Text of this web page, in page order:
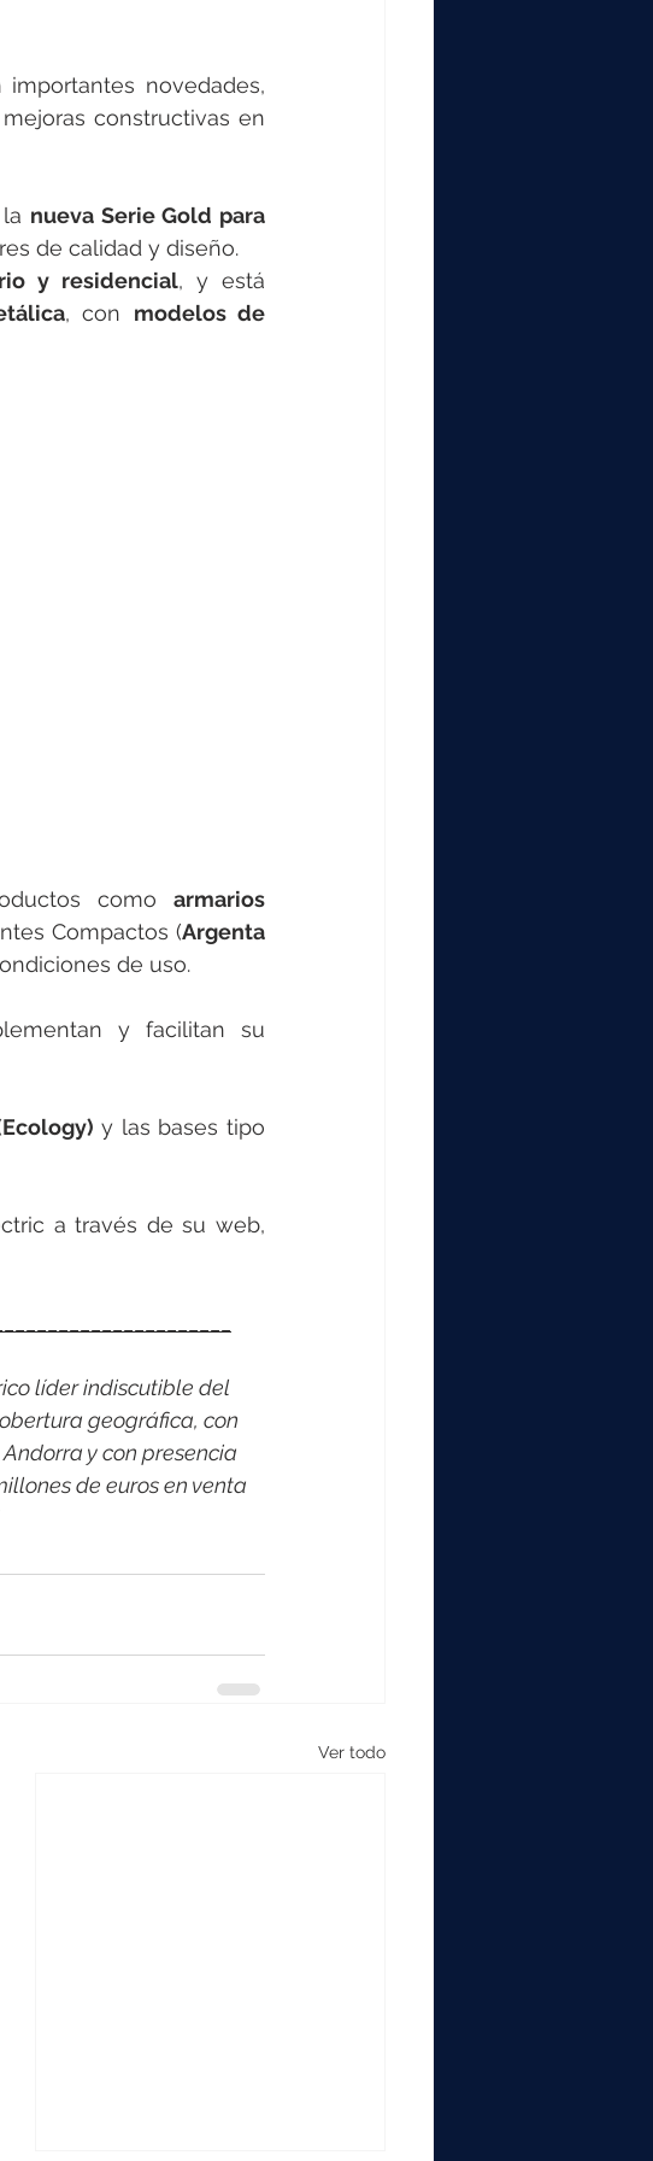
novedades,
constructivas en
nueva Serie Gold para
de calidad y diseño.
y residencial, y está
, con modelos de
como armarios
Compactos (Argenta
de uso.
y facilitan su
Ecology) y las bases tipo
líder indiscutible del
geográfica, con
y con presencia
de euros en venta
Ver todo